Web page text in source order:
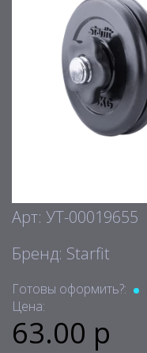
Арт: УТ-00019655
Бренд: Starfit
Готовы оформить?:
Цена:
63.00 р